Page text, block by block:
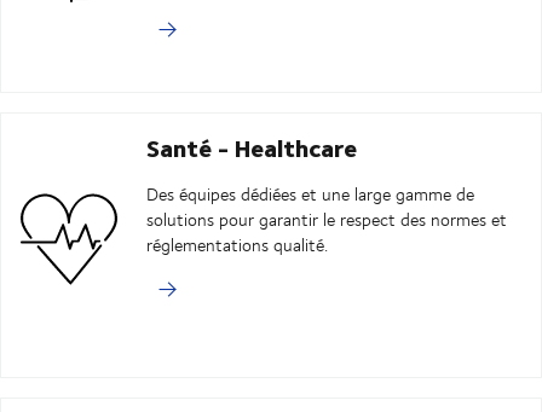
Santé - Healthcare
Des équipes dédiées et une large gamme de
solutions pour garantir le respect des normes et
réglementations qualité.